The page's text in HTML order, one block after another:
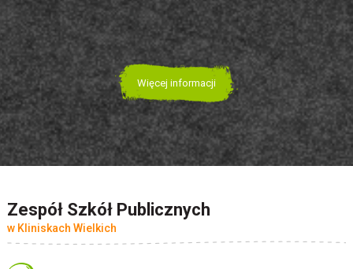
Więcej informacji
Zespół Szkół Publicznych
w Kliniskach Wielkich